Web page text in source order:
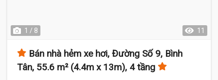
1 / 8 11
Bán nhà hẻm xe hơi, Đường Số 9, Bình
Tân, 55.6 m² (4.4m x 13m), 4 tầng